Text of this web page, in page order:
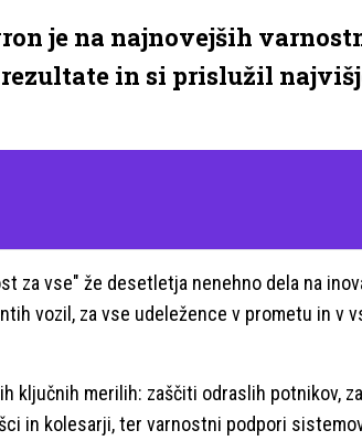
je na najnovejših
in si prislužil
za vse" že desetletja nenehno dela na
vozil, za vse udeležence v prometu in v
ključnih merilih: zaščiti odraslih potnikov,
in kolesarji, ter varnostni podpori